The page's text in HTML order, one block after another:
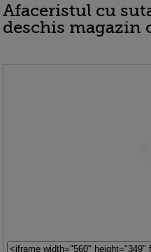
Afaceristul cu
deschis magazin